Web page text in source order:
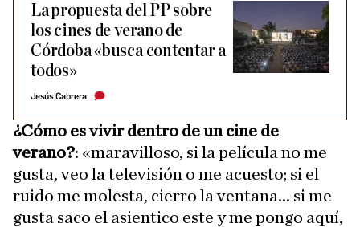
La propuesta del PP sobre
los cines de verano de
Córdoba «busca contentar a
todos»
Jesús Cabrera
¿Cómo es vivir dentro de un cine de
verano?: «maravilloso, si la película no me
gusta, veo la televisión o me acuesto; si el
ruido me molesta, cierro la ventana... si me
gusta saco el asientico este y me pongo aquí,